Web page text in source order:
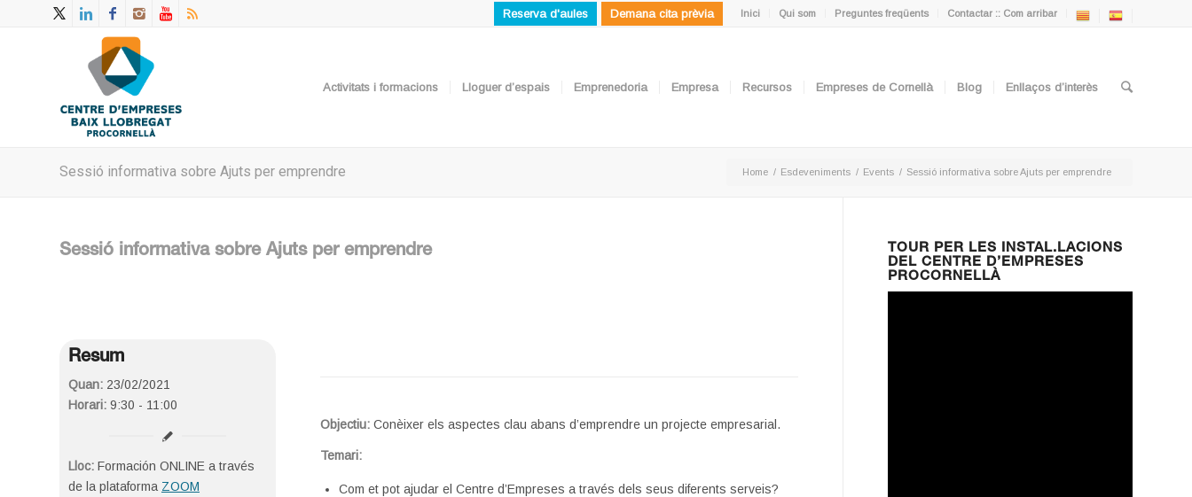
Inici Qui som Preguntes freqüents Contactar :: Com arribar
Reserva d'aules Demana cita prèvia
Activitats i formacions Lloguer d’espais Emprenedoria Empresa Recursos Empreses de Cornellà Blog Enllaços d’interès
Sessió informativa sobre Ajuts per emprendre Home / Esdeveniments / Events / Sessió informativa sobre Ajuts per emprendre
Sessió informativa sobre Ajuts per emprendre
Resum
Quan: 23/02/2021
Horari: 9:30 - 11:00
Lloc: Formación ONLINE a través
de la plataforma ZOOM
Objectiu:Conèixer els aspectes clau abans d’emprendre un projecte empresarial.
Temari:
Com et pot ajudar el Centre d’Empreses a través dels seus diferents serveis?
TOUR PER LES INSTAL.LACIONS
DEL CENTRE D’EMPRESES
PROCORNELLÀ